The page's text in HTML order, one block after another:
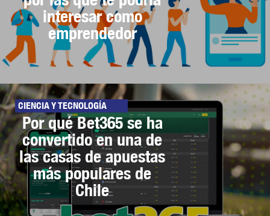
interesar como
emprendedor
CIENCIA Y TECNOLOGÍA
Por qué Bet365 se ha
convertido en una de
las casas de apuestas
más populares de
Chile